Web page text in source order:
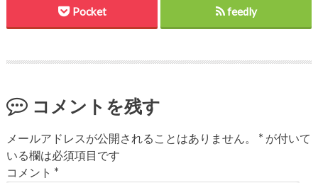
Pocket feedly
コメントを残す
メールアドレスが公開されることはありません。 * が付いて
いる欄は必須項目です
コメント *